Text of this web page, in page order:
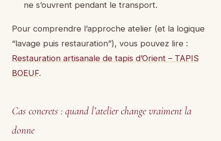
ne s’ouvrent pendant le transport.
Pour comprendre l’approche atelier (et la logique
“lavage puis restauration”), vous pouvez lire :
Restauration artisanale de tapis d’Orient – TAPIS
BOEUF.
Cas concrets : quand l’atelier change vraiment la
donne